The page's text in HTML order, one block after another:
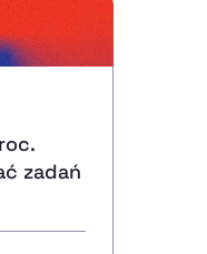
zadań